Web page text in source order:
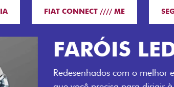
FIAT CONNECT //// ME
O
LUGARES